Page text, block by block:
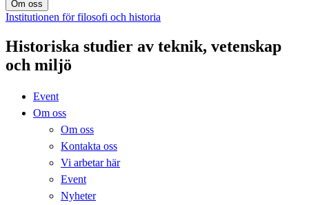
Om oss
Institutionen för filosofi och historia
Historiska studier av teknik, vetenskap
och miljö
Event
Om oss
Om oss
Kontakta oss
Vi arbetar här
Event
Nyheter